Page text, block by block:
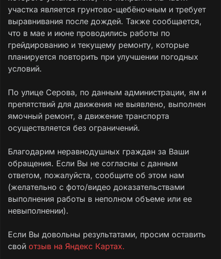
участка является грунтово-щебёночным и требует
выравнивания после дождей. Также сообщается,
что в мае и июне проводились работы по
грейдированию и текущему ремонту, которые
планируется повторить при улучшении погодных
условий.
По улице Серова, по данным администрации, ям и
препятствий для движения не выявлено, выполнен
ямочный ремонт, а движение транспорта
осуществляется без ограничений.
Благодарим неравнодушных граждан за Ваши
обращения. Если Вы не согласны с данным
ответом, пожалуйста, сообщите об этом нам
(желательно с фото/видео доказательствами
выполнения работы в неполном объеме или ее
невыполнении).
Если Вы довольны результатами, просим оставить
свой отзыв на Яндекс Картах.